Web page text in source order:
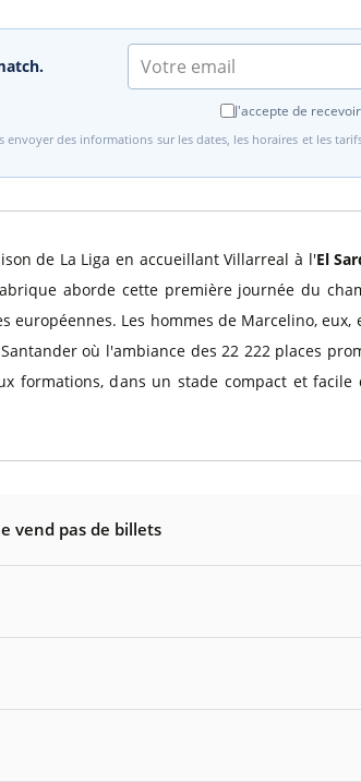
J'accepte de
des informations sur les dates, les horaires et les
de La Liga en accueillant Villarreal à l'El
aborde cette première journée du
Les hommes de Marcelino,
où l'ambiance des 22 222 places
formations, dans un stade compact et
vend pas de billets